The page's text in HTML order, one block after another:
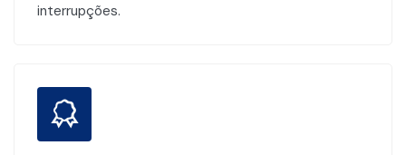
interrupções.